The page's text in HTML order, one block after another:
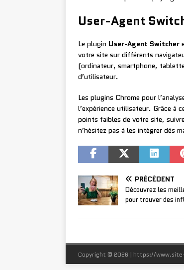
User-Agent
Le plugin User-Agent Switcher
votre site sur différents
(ordinateur, smartphone,
d’utilisateur.
Les plugins Chrome pour
l’expérience utilisateur. Grâce à
points faibles de votre site,
n’hésitez pas à les intégrer dès
PRÉCÉDENT
Découvrez les
pour trouver des
Copyright © 2026 | https://